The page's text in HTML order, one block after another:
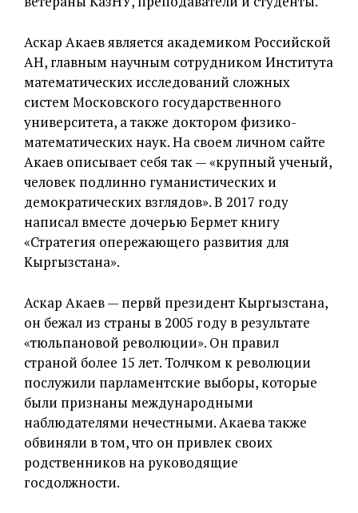
Аскар Акаев является академиком Российской
АН, главным научным сотрудником Института
математических исследований сложных
систем Московского государственного
университета, а также доктором физико-
математических наук. На своем личном сайте
Акаев описывает себя так — «крупный ученый,
человек подлинно гуманистических и
демократических взглядов». В 2017 году
написал вместе дочерью Бермет книгу
«Стратегия опережающего развития для
Кыргызстана».
Аскар Акаев — первй президент Кыргызстана,
он бежал из страны в 2005 году в результате
«тюльпановой революции». Он правил
страной более 15 лет. Толчком к революции
послужили парламентские выборы, которые
были признаны международными
наблюдателями нечестными. Акаева также
обвиняли в том, что он привлек своих
родственников на руководящие
госдолжности.